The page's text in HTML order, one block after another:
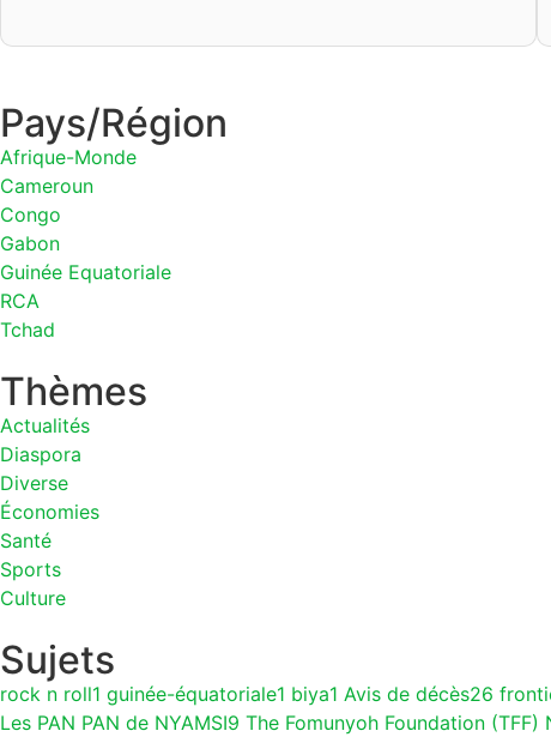
Pays/Région
Afrique-Monde
Cameroun
Congo
Gabon
Guinée Equatoriale
RCA
Tchad
Thèmes
Actualités
Diaspora
Diverse
Économies
Santé
Sports
Culture
Sujets
rock n roll1 guinée-équatoriale1 biya1 Avis de décès26
Les PAN PAN de NYAMSI9 The Fomunyoh Foundation (TFF)